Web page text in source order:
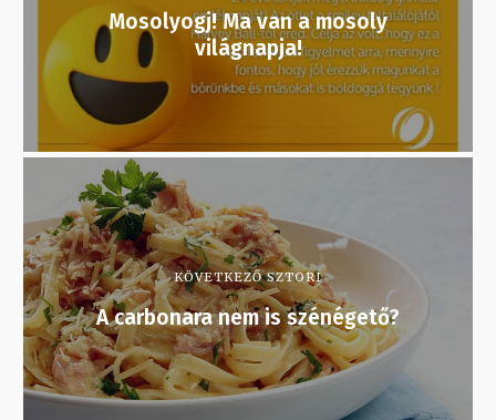
Mosolyogj! Ma van a mosoly
világnapja!
KÖVETKEZŐ SZTORI
A carbonara nem is szénégető?